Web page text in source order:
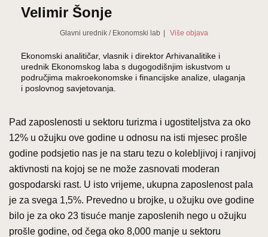
Velimir Šonje
Glavni urednik / Ekonomski lab | Više objava
Ekonomski analitičar, vlasnik i direktor Arhivanalitike i
urednik Ekonomskog laba s dugogodišnjim iskustvom u
područjima makroekonomske i financijske analize, ulaganja
i poslovnog savjetovanja.
Pad zaposlenosti u sektoru turizma i ugostiteljstva za oko
12% u ožujku ove godine u odnosu na isti mjesec prošle
godine podsjetio nas je na staru tezu o kolebljivoj i ranjivoj
aktivnosti na kojoj se ne može zasnovati moderan
gospodarski rast. U isto vrijeme, ukupna zaposlenost pala
je za svega 1,5%. Prevedno u brojke, u ožujku ove godine
bilo je za oko 23 tisuće manje zaposlenih nego u ožujku
prošle godine, od čega oko 8,000 manje u sektoru